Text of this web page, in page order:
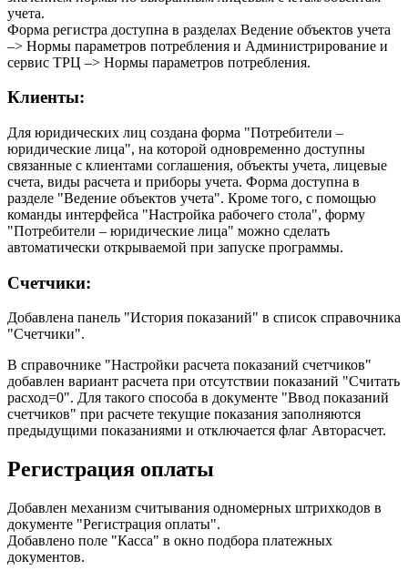
учета.
Форма регистра доступна в разделах Ведение объектов учета
–> Нормы параметров потребления и Администрирование и
сервис ТРЦ –> Нормы параметров потребления.
Клиенты:
Для юридических лиц создана форма "Потребители –
юридические лица", на которой одновременно доступны
связанные с клиентами соглашения, объекты учета, лицевые
счета, виды расчета и приборы учета. Форма доступна в
разделе "Ведение объектов учета". Кроме того, с помощью
команды интерфейса "Настройка рабочего стола", форму
"Потребители – юридические лица" можно сделать
автоматически открываемой при запуске программы.
Счетчики:
Добавлена панель "История показаний" в список справочника
"Счетчики".
В справочнике "Настройки расчета показаний счетчиков"
добавлен вариант расчета при отсутствии показаний "Считать
расход=0". Для такого способа в документе "Ввод показаний
счетчиков" при расчете текущие показания заполняются
предыдущими показаниями и отключается флаг Авторасчет.
Регистрация оплаты
Добавлен механизм считывания одномерных штрихкодов в
документе "Регистрация оплаты".
Добавлено поле "Касса" в окно подбора платежных
документов.